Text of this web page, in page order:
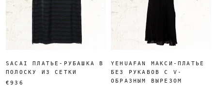
SACAI ПЛАТЬЕ-РУБАШКА В
ПОЛОСКУ ИЗ СЕТКИ
€936
YEHUAFAN МАКСИ-ПЛАТЬЕ
БЕЗ РУКАВОВ С V-
ОБРАЗНЫМ ВЫРЕЗОМ